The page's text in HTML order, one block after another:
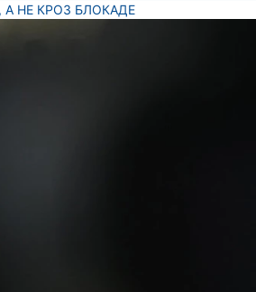
НЕ КРОЗ БЛОКАДЕ